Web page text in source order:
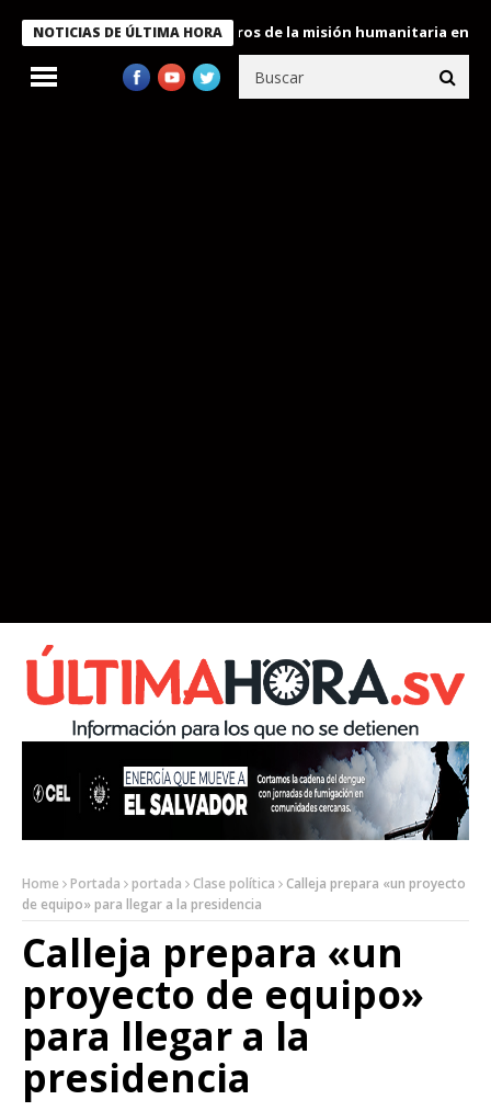
NOTICIAS DE ÚLTIMA HORA
condecora a miembros de la misión humanitaria enviada a
Home Portada portada Clase política
Calleja prepara «un proyecto
de equipo» para llegar a la presidencia
Calleja prepara «un
proyecto de equipo»
para llegar a la
presidencia